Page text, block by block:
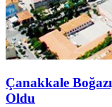
Çanakkale
Oldu